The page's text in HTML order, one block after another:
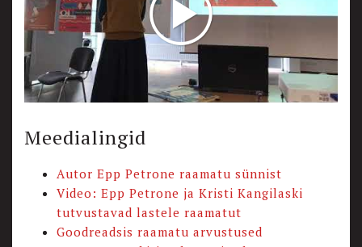
Meedialingid
Autor Epp Petrone raamatu sünnist
Video: Epp Petrone ja Kristi Kangilaski
tutvustavad lastele raamatut
Goodreadsis raamatu arvustused